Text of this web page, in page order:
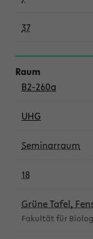
37
B2-260a
UHG
Seminarraum
18
Grüne Tafel,
Fakultät für